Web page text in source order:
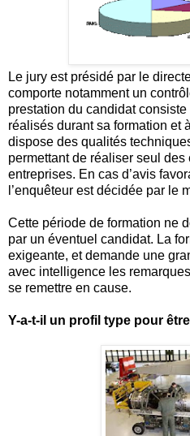
Le jury est présidé par le
comporte notamment un
prestation du candidat
réalisés durant sa formation et
dispose des qualités
permettant de réaliser seul
entreprises. En cas d’avis
l’enquêteur est décidée par le
Cette période de formation ne
par un éventuel candidat. La
exigeante, et demande une
avec intelligence les
se remettre en cause.
Y-a-t-il un profil type pour